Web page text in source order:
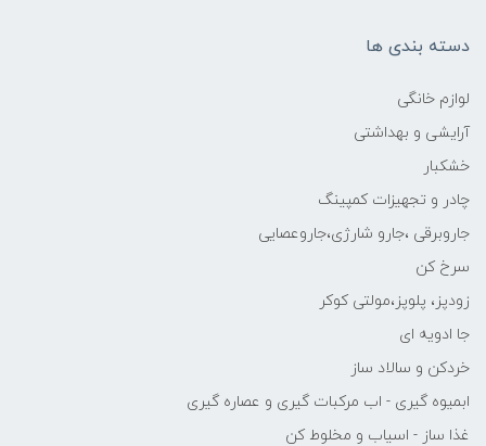
دسته بندی ها
لوازم خانگی
آرایشی و بهداشتی
خشکبار
چادر و تجهیزات کمپینگ
جاروبرقی ،جارو شارژی،جاروعصایی
سرخ کن
زودپز، پلوپز،مولتی کوکر
جا ادویه ای
خردکن و سالاد ساز
ابمیوه گیری - اب مرکبات گیری و عصاره گیری
غذا ساز - اسیاب و مخلوط کن